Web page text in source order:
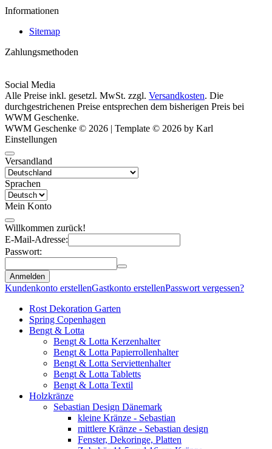
Informationen
Sitemap
Zahlungsmethoden
Social Media
Alle Preise inkl. gesetzl. MwSt. zzgl. Versandkosten. Die
durchgestrichenen Preise entsprechen dem bisherigen Preis bei
WWM Geschenke.
WWM Geschenke © 2026 | Template © 2026 by Karl
Einstellungen
Versandland
Sprachen
Mein Konto
Willkommen zurück!
E-Mail-Adresse:
Passwort:
Anmelden
Kundenkonto erstellenGastkonto erstellenPasswort vergessen?
Rost Dekoration Garten
Spring Copenhagen
Bengt & Lotta
Bengt & Lotta Kerzenhalter
Bengt & Lotta Papierrollenhalter
Bengt & Lotta Serviettenhalter
Bengt & Lotta Tabletts
Bengt & Lotta Textil
Holzkränze
Sebastian Design Dänemark
kleine Kränze - Sebastian
mittlere Kränze - Sebastian design
Fenster, Dekoringe, Platten